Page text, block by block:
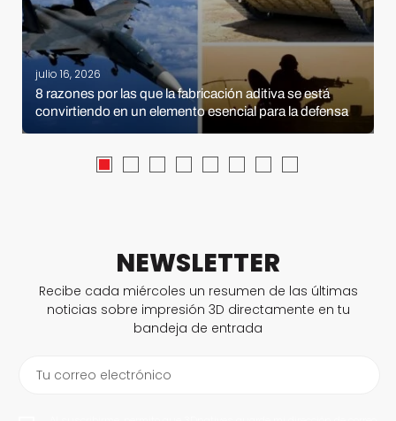
julio 16, 2026
8 razones por las que la fabricación aditiva se está
convirtiendo en un elemento esencial para la defensa
NEWSLETTER
Recibe cada miércoles un resumen de las últimas
noticias sobre impresión 3D directamente en tu
bandeja de entrada
Tu correo electrónico